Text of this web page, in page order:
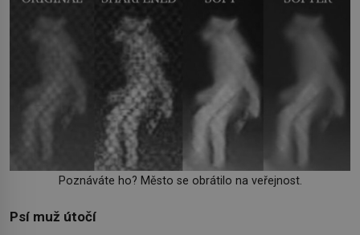
Poznáváte ho? Město se obrátilo na veřejnost.
Psí muž útočí